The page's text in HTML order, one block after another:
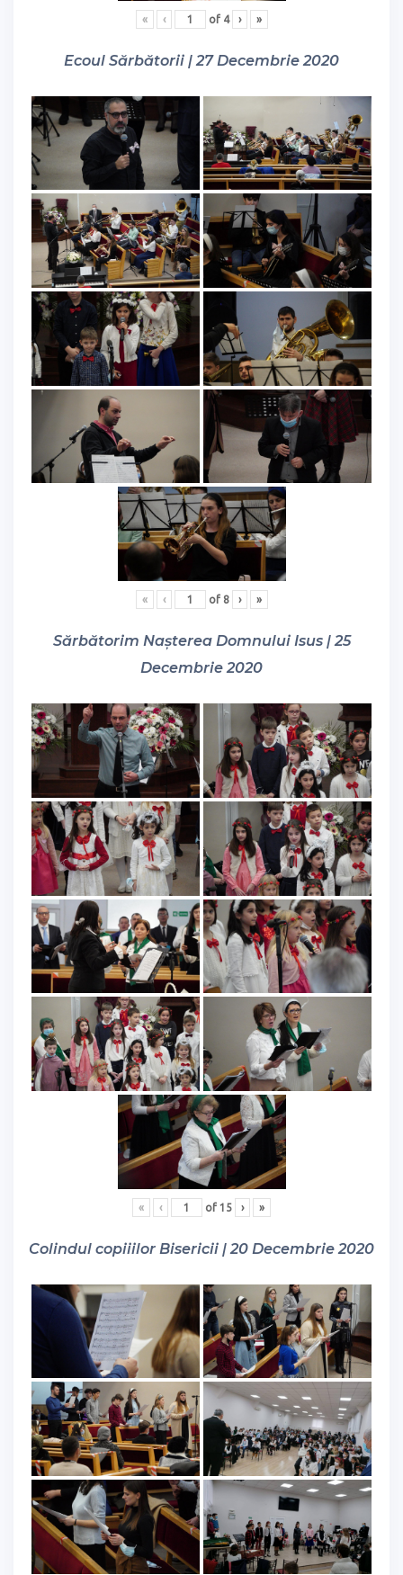
« ‹ of 4 › »
Ecoul Sărbătorii | 27 Decembrie 2020
« ‹ of 8 › »
Sărbătorim Nașterea Domnului Isus | 25
Decembrie 2020
« ‹ of 15 › »
Colindul copiiilor Bisericii | 20 Decembrie 2020